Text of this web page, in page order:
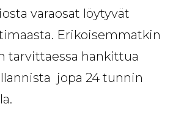
varaosat löytyvät
Erikoisemmatkin
tarvittaessa hankittua
jopa 24 tunnin